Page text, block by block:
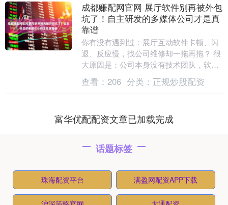
成都赚配网官网 展厅软件别再被外包
坑了！自主研发的多媒体公司才是真
靠谱
你有没有遇到过：展厅互动软件卡顿、闪
退、反应慢，找公司维修却一拖再拖？ 很
大原因是：公司本身没有技术团队，软件
全部外包。出问题找不到源头，改功能就
要加价，非常被....
查看： 206 分类： 正规炒股配资
富华优配配资文章已加载完成
话题标签
珠海配资平台 满盈网配资APP下载